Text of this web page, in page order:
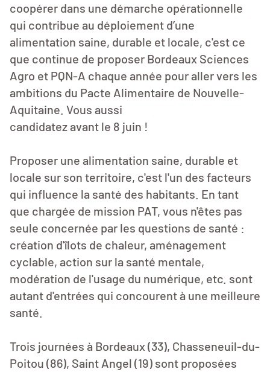
coopérer dans une démarche opérationnelle
qui contribue au déploiement d’une
alimentation saine, durable et locale, c'est ce
que continue de proposer Bordeaux Sciences
Agro et PQN-A chaque année pour aller vers les
ambitions du Pacte Alimentaire de Nouvelle-
Aquitaine. Vous aussi
candidatez avant le 8 juin !
Proposer une alimentation saine, durable et
locale sur son territoire, c'est l'un des facteurs
qui influence la santé des habitants. En tant
que chargée de mission PAT, vous n'êtes pas
seule concernée par les questions de santé :
création d'îlots de chaleur, aménagement
cyclable, action sur la santé mentale,
modération de l'usage du numérique, etc. sont
autant d'entrées qui concourent à une meilleure
santé.
Trois journées à Bordeaux (33), Chasseneuil-du-
Poitou (86), Saint Angel (19) sont proposées